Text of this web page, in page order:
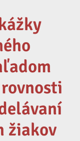
žiakov